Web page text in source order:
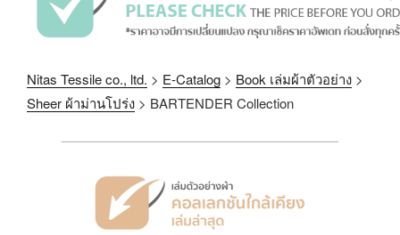
Nitas Tessile co., ltd. > E-Catalog > Book เล่มผ้าตัวอย่าง >
Sheer ผ้าม่านโปร่ง > BARTENDER Collection